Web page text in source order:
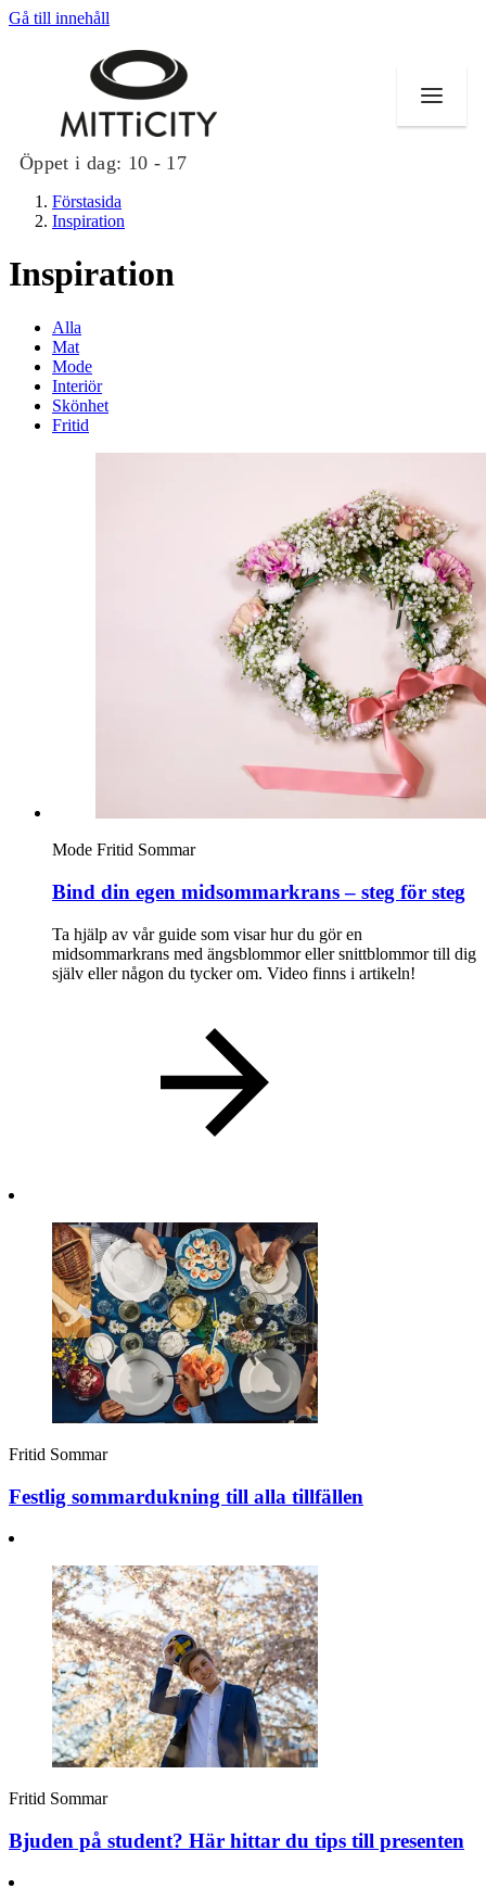
Gå till innehåll
Öppet i dag: 10 - 17
Butiker
Evenemang
Erbjudanden
Inspiration
Min Shopping-app
Förstasida
Inspiration
Inspiration
Alla
Mat
Mode
Interiör
Skönhet
Fritid
Mode Fritid Sommar
Bind din egen midsommarkrans – steg för steg
Ta hjälp av vår guide som visar hur du gör en
midsommarkrans med ängsblommor eller snittblommor till dig
själv eller någon du tycker om. Video finns i artikeln!
Fritid Sommar
Festlig sommardukning till alla tillfällen
Fritid Sommar
Bjuden på student? Här hittar du tips till presenten